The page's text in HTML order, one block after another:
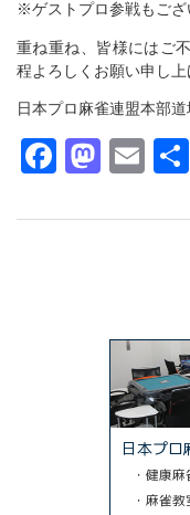
※ゲストプロ参戦もござ
重ね重ね、皆様にはご
程よろしくお願い申し上
日本プロ麻雀連盟本部道
日本プ
・健康
・麻雀